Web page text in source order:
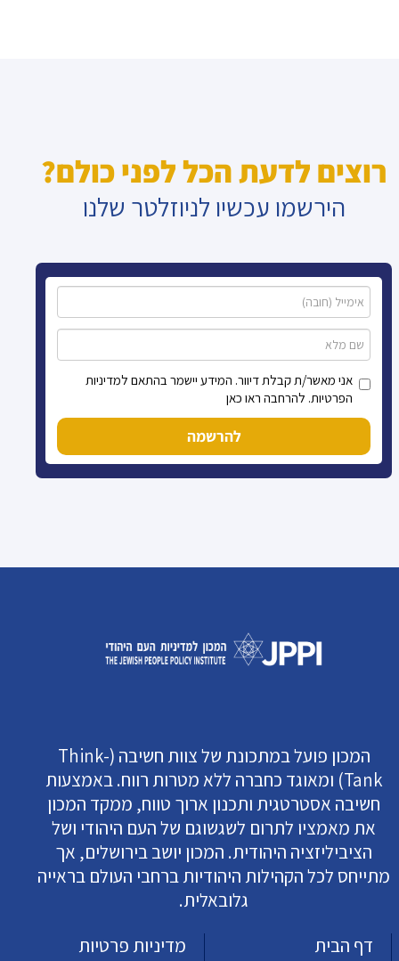
רוצים לדעת הכל לפני כולם?
הירשמו עכשיו לניוזלטר שלנו
אני מאשר/ת קבלת דיוור. המידע יישמר בהתאם למדיניות
הפרטיות. להרחבה ראו כאן
להרשמה
המכון פועל במתכונת של צוות חשיבה (Think-
Tank) ומאוגד כחברה ללא מטרות רווח. באמצעות
חשיבה אסטרטגית ותכנון ארוך טווח, ממקד המכון
את מאמציו לתרום לשגשוגם של העם היהודי ושל
הציביליזציה היהודית. המכון יושב בירושלים, אך
מתייחס לכל הקהילות היהודיות ברחבי העולם בראייה
גלובאלית.
דף הבית
מדיניות פרטיות